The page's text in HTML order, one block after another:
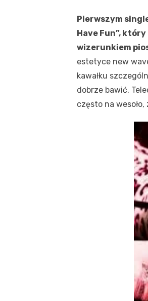
Pierwszym
Have Fun”,
wizerunkiem
estetyce new
kawałku
dobrze bawić.
często na